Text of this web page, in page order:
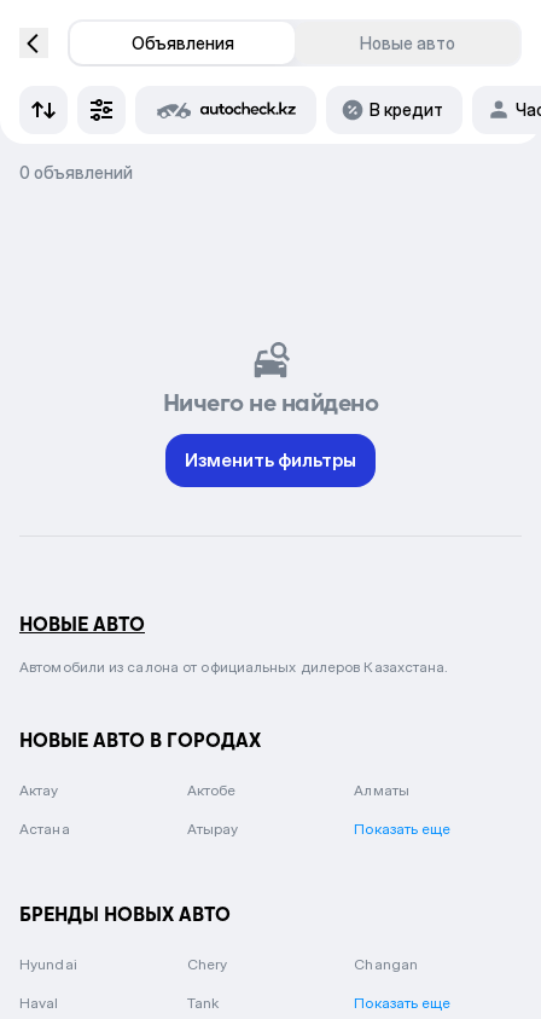
Объявления Новые авто
В кредит
0 объявлений
Ничего не найдено
Изменить фильтры
НОВЫЕ АВТО
Автомобили из салона от официальных дилеров Казахстана.
НОВЫЕ АВТО В ГОРОДАХ
Актау Актобе Алматы
Астана Атырау Показать еще
БРЕНДЫ НОВЫХ АВТО
Hyundai Chery Changan
Haval Tank Показать еще